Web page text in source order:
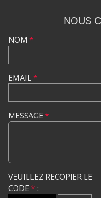
NOUS
NOM *
EMAIL*
MESSAGE *
VEUILLEZ RECOPIER LE
CODE * :